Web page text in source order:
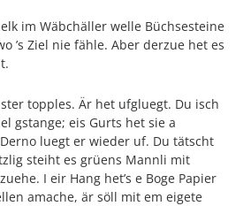
im Wäbchäller welle Büchsesteine
’s Ziel nie fähle. Aber derzue het es
topples. Är het ufgluegt. Du isch
gstange; eis Gurts het sie a
luegt er wieder uf. Du tätscht
steiht es grüens Mannli mit
I eir Hang het’s e Boge Papier
amache, är söll mit em eigete